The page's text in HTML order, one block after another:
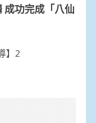
成功完成「八仙
】2